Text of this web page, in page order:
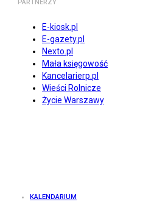
PARTNERZY
E-kiosk.pl
E-gazety.pl
Nexto.pl
Mała księgowość
Kancelarierp.pl
Wieści Rolnicze
Życie Warszawy
KALENDARIUM